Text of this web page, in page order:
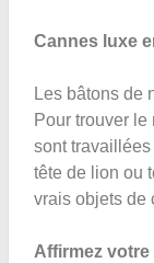
Cannes luxe
Les bâtons de
Pour trouver
sont
tête de lion ou
vrais objets de
Affirmez votre